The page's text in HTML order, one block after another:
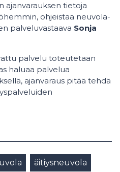
ajanvarauksen tietoja
ohjeistaa neuvola-
palveluvastaava Sonja
palvelu toteutetaan
haluaa palvelua
ajanvaraus pitää tehdä
äitiysneuvola